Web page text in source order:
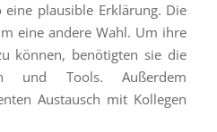
plausible Erklärung. Die
eine andere Wahl. Um ihre
können, benötigten sie die
und Tools. Außerdem
Austausch mit Kollegen